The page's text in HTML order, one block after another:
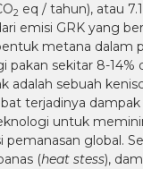
2 eq / tahun), atau
emisi GRK yang
metana
pakan sekitar 8-14%
adalah sebuah
terjadinya
untuk
pemanasan global.
(heat stess),